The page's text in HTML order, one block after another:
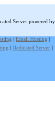
Server powered by
| Email Hosting |
| Dedicated Server |